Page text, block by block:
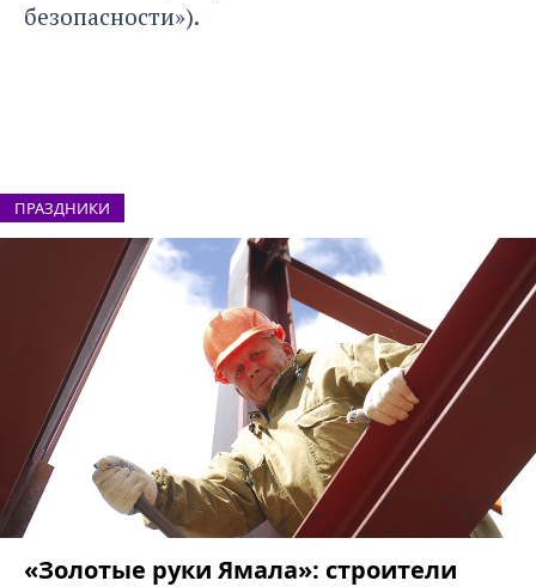
безопасности»).
ПРАЗДНИКИ
«Золотые руки Ямала»: строители